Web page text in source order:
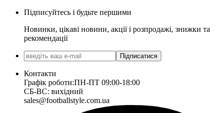
Підписуйтесь і будьте першими
Новинки, цікаві новини, акції і розпродажі, знижки та
рекомендації
Підписатися
Контакти
Графік роботи:ПН-ПТ 09:00-18:00
СБ-ВС: вихідний
sales@footballstyle.com.ua